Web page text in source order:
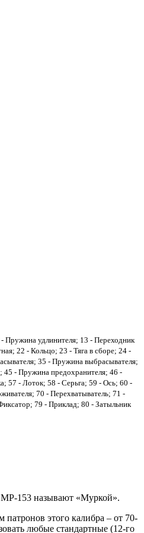
Пружина удлинителя; 13 - Переходник
22 - Кольцо; 23 - Тяга в сборе; 24 -
35 - Пружина выбрасывателя;
45 - Пружина предохранителя; 46 -
57 - Лоток; 58 - Серьга; 59 - Ось; 60 -
70 - Перехватыватель; 71 -
79 - Приклад; 80 - Затыльник
МР-153 называют «Муркой».
этого калибра – от 70-
любые стандартные (12-го